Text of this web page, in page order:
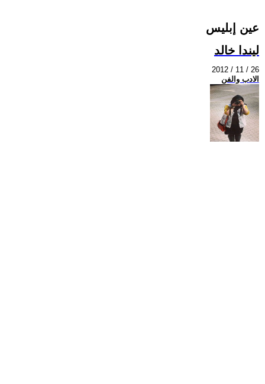
عين إبليس
ليندا خالد
2012 / 11 / 26
الادب والفن